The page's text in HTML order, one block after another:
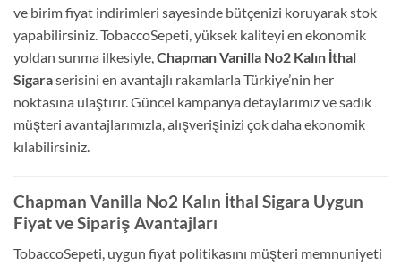
ve birim fiyat indirimleri sayesinde bütçenizi koruyarak stok
yapabilirsiniz. TobaccoSepeti, yüksek kaliteyi en ekonomik
yoldan sunma ilkesiyle,Chapman Vanilla No2 Kalın İthal
Sigaraserisini en avantajlı rakamlarla Türkiye’nin her
noktasına ulaştırır. Güncel kampanya detaylarımız ve sadık
müşteri avantajlarımızla, alışverişinizi çok daha ekonomik
kılabilirsiniz.
Chapman Vanilla No2 Kalın İthal Sigara Uygun
Fiyat ve Sipariş Avantajları
TobaccoSepeti, uygun fiyat politikasını müşteri memnuniyeti